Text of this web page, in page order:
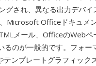
され、異なる出力デバイ
Microsoft Officeドキュメ
メール、OfficeのWebペ
るのが一般的です。フォー
ンプレートグラフィック